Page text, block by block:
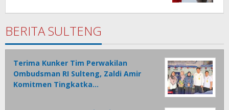
Loho
BERITA SULTENG
Terima Kunker Tim Perwakilan
Ombudsman RI Sulteng, Zaldi Amir
Komitmen Tingkatka…